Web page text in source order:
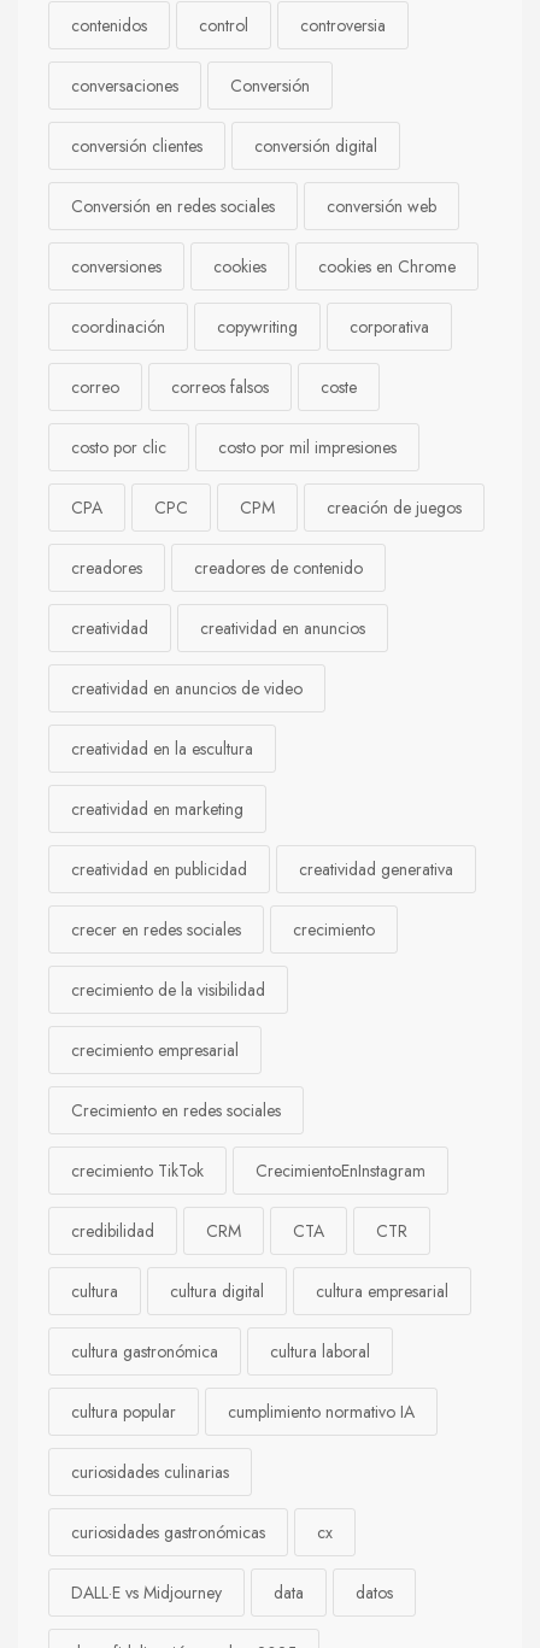
contenidos control controversia
conversaciones Conversión
conversión clientes conversión digital
Conversión en redes sociales conversión web
conversiones cookies cookies en Chrome
coordinación copywriting corporativa
correo correos falsos coste
costo por clic costo por mil impresiones
CPA CPC CPM creación de juegos
creadores creadores de contenido
creatividad creatividad en anuncios
creatividad en anuncios de video
creatividad en la escultura
creatividad en marketing
creatividad en publicidad creatividad generativa
crecer en redes sociales crecimiento
crecimiento de la visibilidad
crecimiento empresarial
Crecimiento en redes sociales
crecimiento TikTok CrecimientoEnInstagram
credibilidad CRM CTA CTR
cultura cultura digital cultura empresarial
cultura gastronómica cultura laboral
cultura popular cumplimiento normativo IA
curiosidades culinarias
curiosidades gastronómicas cx
DALL·E vs Midjourney data datos